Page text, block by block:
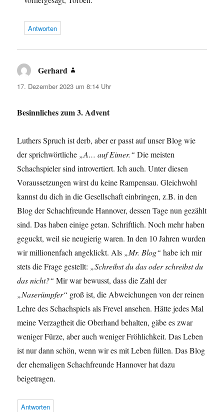
Antworten
Gerhard
17. Dezember 2023 um 8:14 Uhr
Besinnliches zum 3. Advent
Luthers Spruch ist derb, aber er passt auf unser Blog wie
der sprichwörtliche „A… auf Eimer.“ Die meisten
Schachspieler sind introvertiert. Ich auch. Unter diesen
Voraussetzungen wirst du keine Rampensau. Gleichwohl
kannst du dich in die Gesellschaft einbringen, z.B. in den
Blog der Schachfreunde Hannover, dessen Tage nun gezählt
sind. Das haben einige getan. Schriftlich. Noch mehr haben
geguckt, weil sie neugierig waren. In den 10 Jahren wurden
wir millionenfach angeklickt. Als „Mr. Blog“ habe ich mir
stets die Frage gestellt: „Schreibst du das oder schreibst du
das nicht?“ Mir war bewusst, dass die Zahl der
„Naserümpfer“ groß ist, die Abweichungen von der reinen
Lehre des Schachspiels als Frevel ansehen. Hätte jedes Mal
meine Verzagtheit die Oberhand behalten, gäbe es zwar
weniger Fürze, aber auch weniger Fröhlichkeit. Das Leben
ist nur dann schön, wenn wir es mit Leben füllen. Das Blog
der ehemaligen Schachfreunde Hannover hat dazu
beigetragen.
Antworten